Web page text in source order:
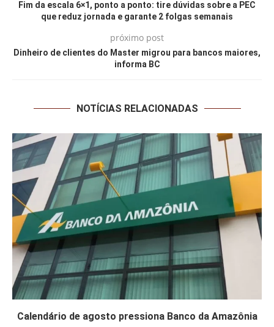
Fim da escala 6×1, ponto a ponto: tire dúvidas sobre a PEC
que reduz jornada e garante 2 folgas semanais
próximo post
Dinheiro de clientes do Master migrou para bancos maiores,
informa BC
NOTÍCIAS RELACIONADAS
Calendário de agosto pressiona Banco da Amazônia